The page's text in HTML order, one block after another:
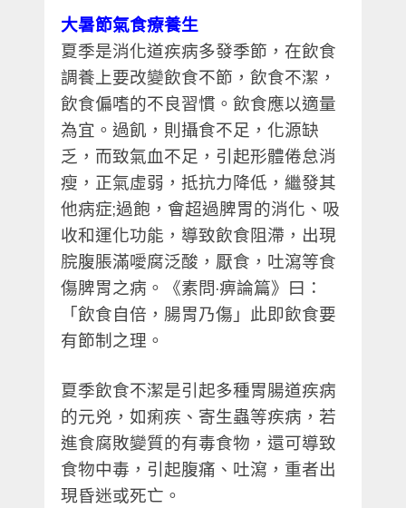
大暑節氣食療養生
夏季是消化道疾病多發季節，在飲食
調養上要改變飲食不節，飲食不潔，
飲食偏嗜的不良習慣。飲食應以適量
為宜。過飢，則攝食不足，化源缺
乏，而致氣血不足，引起形體倦怠消
瘦，正氣虛弱，抵抗力降低，繼發其
他病症;過飽，會超過脾胃的消化、吸
收和運化功能，導致飲食阻滯，出現
脘腹脹滿噯腐泛酸，厭食，吐瀉等食
傷脾胃之病。《素問·痹論篇》曰：
「飲食自倍，腸胃乃傷」此即飲食要
有節制之理。
夏季飲食不潔是引起多種胃腸道疾病
的元兇，如痢疾、寄生蟲等疾病，若
進食腐敗變質的有毒食物，還可導致
食物中毒，引起腹痛、吐瀉，重者出
現昏迷或死亡。